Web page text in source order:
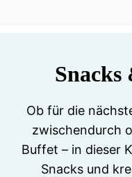
Ob für die
zwischendurch
Buffet – in dieser
Snacks und